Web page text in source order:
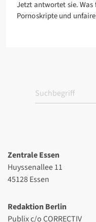
Jetzt antwortet sie.
Pornoskripte und
Zentrale Essen
Huyssenallee 11
45128 Essen
Redaktion Berlin
Publix c/o CORRECTIV